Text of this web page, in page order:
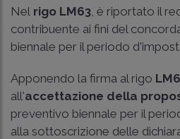
Nel rigo LM63 , è riportato il
contribuente ai fini del
biennale per il periodo
Apponendo la firma al rigo
all'accettazione della
preventivo biennale per il
alla sottoscrizione delle